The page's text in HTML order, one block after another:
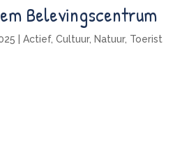
Belevingscentrum
|Actief,Cultuur, Natuur, Toerist